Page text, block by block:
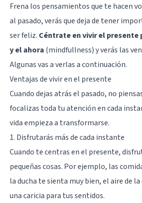
Frena los pensamientos que te hacen
al pasado, verás que deja de tener
ser feliz. Céntrate en vivir el presente
y el ahora (mindfullness) y verás las
Algunas vas a verlas a continuación.
Ventajas de vivir en el presente
Cuando dejas atrás el pasado, no
focalizas toda tu atención en cada
vida empieza a transformarse.
1. Disfrutarás más de cada instante
Cuando te centras en el presente,
pequeñas cosas. Por ejemplo, las
la ducha te sienta muy bien, el aire de
una caricia para tus sentidos.